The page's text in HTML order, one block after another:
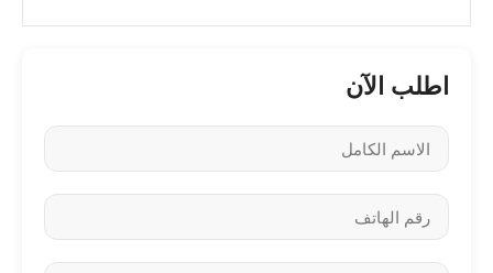
اطلب الآن